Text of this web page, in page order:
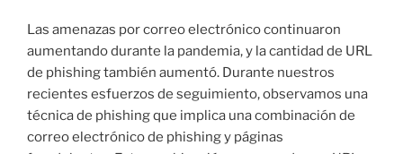
Las amenazas por correo electrónico continuaron
aumentando durante la pandemia, y la cantidad de URL
de phishing también aumentó. Durante nuestros
recientes esfuerzos de seguimiento, observamos una
técnica de phishing que implica una combinación de
correo electrónico de phishing y páginas